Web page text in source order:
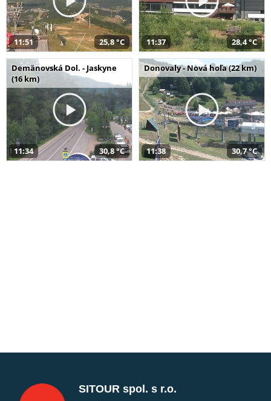
11:51 25,8 °C 11:37 28,4 °C
Demänovská Dol. - Jaskyne
(16 km)
11:34 30,8 °C
Donovaly - Nová hoľa (22 km)
11:38 30,7 °C
SITOUR spol. s r.o.